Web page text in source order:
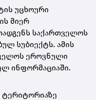
უცხოური
მიერ
საქართველოს
სუბიექტს. ამის
ეროვნული
ინფორმაციაში.
ტერიტორიაზე